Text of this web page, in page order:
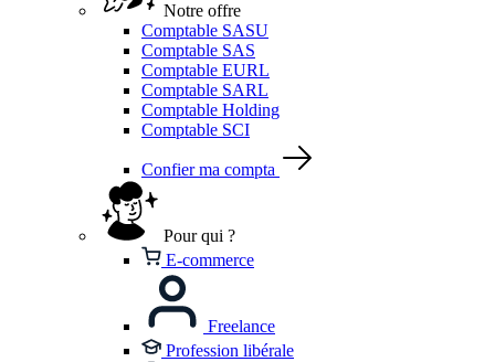
Notre offre
Comptable SASU
Comptable SAS
Comptable EURL
Comptable SARL
Comptable Holding
Comptable SCI
Confier ma compta
Pour qui ?
E-commerce
Freelance
Profession libérale